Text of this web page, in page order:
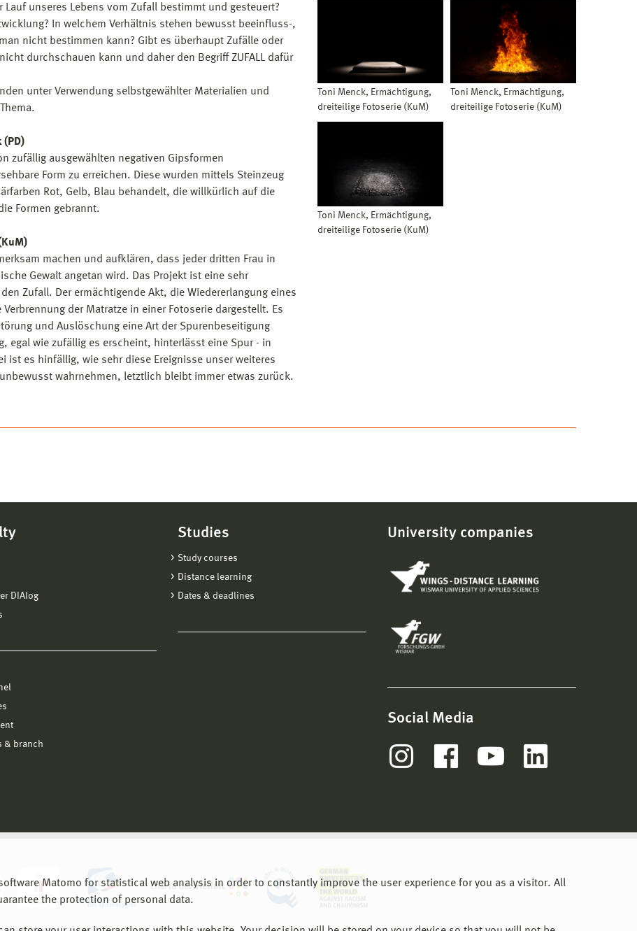
Matomo for statistical web analysis in order to constantly improve the user experience for you as a visitor. All
the protection of personal data.
unseres Lebens vom Zufall bestimmt und gesteuert?
In welchem Verhältnis stehen bewusst beeinfluss-,
nicht bestimmen kann? Gibt es überhaupt Zufälle oder
durchschauen kann und daher den Begriff ZUFALL dafür
unter Verwendung selbstgewählter Materialien und
zufällig ausgewählten negativen Gipsformen
Form zu erreichen. Diese wurden mittels Steinzeug
Rot, Gelb, Blau behandelt, die willkürlich auf die
Formen gebrannt.
machen und aufklären, dass jeder dritten Frau in
Gewalt angetan wird. Das Projekt ist eine sehr
Zufall. Der ermächtigende Akt, die Wiedererlangung eines
der Matratze in einer Fotoserie dargestellt. Es
und Auslöschung eine Art der Spurenbeseitigung
egal wie zufällig es erscheint, hinterlässt eine Spur - in
ist es hinfällig, wie sehr diese Ereignisse unser weiteres
wahrnehmen, letztlich bleibt immer etwas zurück.
Toni Menck, Ermächtigung,
dreiteilige Fotoserie (KuM)
Toni Menck, Ermächtigung,
dreiteilige Fotoserie (KuM)
Toni Menck, Ermächtigung,
dreiteilige Fotoserie (KuM)
DIAlog
& branch
Studies
Study courses
Distance learning
Dates & deadlines
University companies
Social Media